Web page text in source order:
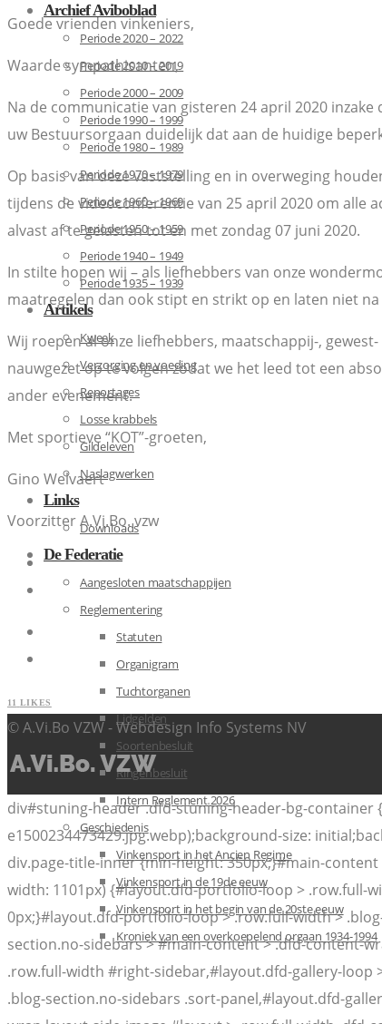
Archief Aviboblad
Periode 2020 – 2022
Periode 2010 – 2019
Periode 2000 – 2009
Periode 1990 – 1999
Periode 1980 – 1989
Periode 1970 – 1979
Periode 1960 – 1969
Periode 1950 – 1959
Periode 1940 – 1949
Periode 1935 – 1939
Artikels
Kweek
Verzorging en voeding
Reportages
Losse krabbels
Gildeleven
Naslagwerken
Links
Downloads
De Federatie
Aangesloten maatschappijen
Reglementering
Statuten
Organigram
Tuchtorganen
Lidgelden
Soortenbesluit
Ringenbesluit
Intern Reglement 2026
Geschiedenis
Vinkensport in het Ancien Regime
Vinkensport in de 19de eeuw
Vinkensport in het begin van de 20ste eeuw
Kroniek van een overkoepelend orgaan 1934-1994
Goede vrienden vinkeniers,
Waarde sympathisanten,
Na de communicatie van gisteren 24 april 2020
uw Bestuursorgaan duidelijk dat aan de huidige
Op basis van deze vaststelling en in overweging
tijdens de videoconferentie van 25 april 2020 om alle
alvast af te gelasten tot en met zondag 07 juni 2020.
In stilte hopen wij – als liefhebbers van onze
maatregelen dan ook stipt en strikt op en laten niet
Wij roepen al onze liefhebbers, maatschappij-,
nauwgezet op te volgen zodat we het leed tot een
ander evenement.
Met sportieve “KOT”-groeten,
Gino Welvaert
Voorzitter A.Vi.Bo. vzw
11 LIKES
© A.Vi.Bo VZW - Webdesign Info Systems NV
div#stuning-header .dfd-stuning-header-bg-
e1500234473429.jpg.webp);background-size:
div.page-title-inner {min-height: 350px;}#main-
width: 1101px) {#layout.dfd-portfolio-loop > .row.full-
0px;}#layout.dfd-portfolio-loop > .row.full-width >
section.no-sidebars > #main-content > .dfd-
.row.full-width #right-sidebar,#layout.dfd-gallery-
.blog-section.no-sidebars .sort-panel,#layout.dfd-